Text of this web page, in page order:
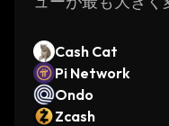
Cash Cat
Pi Network
Ondo
Zcash